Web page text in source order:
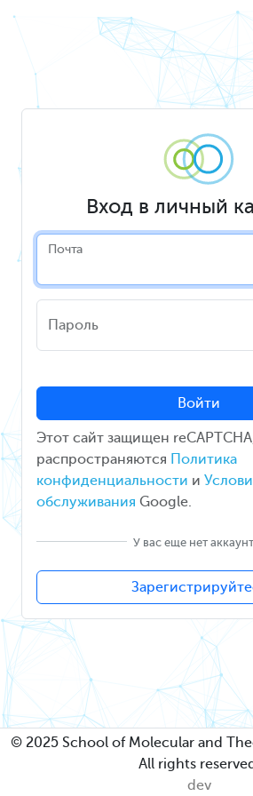
Вход в личный
Почта
Пароль
Войти
Этот сайт защищен
распространяются Политика
конфиденциальности и
обслуживания Google.
У вас еще нет
© 2025 School of Molecular and
All rights
dev